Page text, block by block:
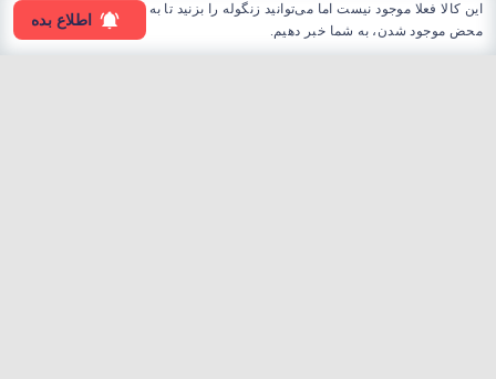
این کالا فعلا موجود نیست اما می‌توانید زنگوله را بزنید تا به
محض موجود شدن، به شما خبر دهیم.
اطلاع بده